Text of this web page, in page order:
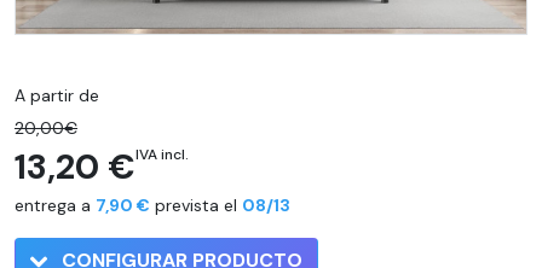
A partir de
20,00€
13,20 €IVA incl.
entrega a 7,90 € prevista el 08/13
CONFIGURAR PRODUCTO